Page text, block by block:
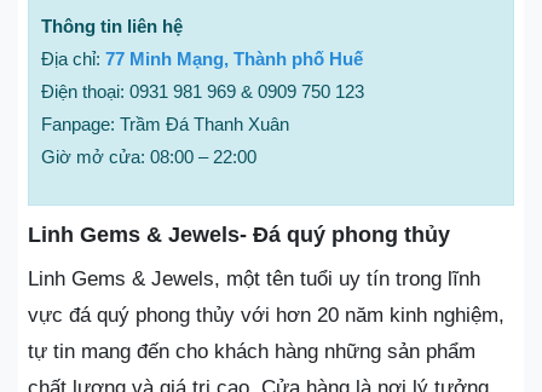
Thông tin liên hệ
Địa chỉ: 77 Minh Mạng, Thành phố Huế
Điện thoại: 0931 981 969 & 0909 750 123
Fanpage: Trầm Đá Thanh Xuân
Giờ mở cửa: 08:00 – 22:00
Linh Gems & Jewels- Đá quý phong thủy
Linh Gems & Jewels, một tên tuổi uy tín trong lĩnh
vực đá quý phong thủy với hơn 20 năm kinh nghiệm,
tự tin mang đến cho khách hàng những sản phẩm
chất lượng và giá trị cao. Cửa hàng là nơi lý tưởng